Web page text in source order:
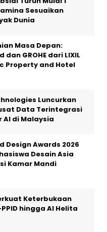
Sesuaikan
Dunia
Masa Depan:
GROHE dari LIXIL
Property and Hotel
Luncurkan
Data Terintegrasi
di Malaysia
Design Awards 2026
Desain Asia
Kamar Mandi
Keterbukaan
hingga AI Helita